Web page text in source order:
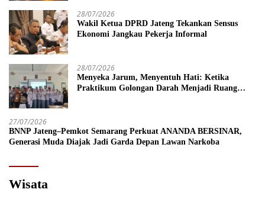
28/07/2026
Wakil Ketua DPRD Jateng Tekankan Sensus
Ekonomi Jangkau Pekerja Informal
28/07/2026
Menyeka Jarum, Menyentuh Hati: Ketika
Praktikum Golongan Darah Menjadi Ruang
27/07/2026
BNNP Jateng–Pemkot Semarang Perkuat ANANDA BERSINAR,
Generasi Muda Diajak Jadi Garda Depan Lawan Narkoba
Wisata